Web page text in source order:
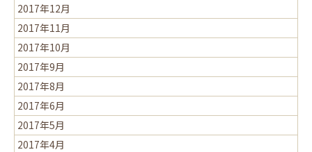
2017年12月
2017年11月
2017年10月
2017年9月
2017年8月
2017年6月
2017年5月
2017年4月